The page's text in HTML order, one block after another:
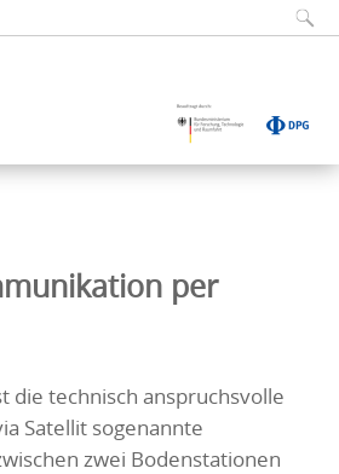
per
die technisch anspruchsvolle
Satellit sogenannte
zwei Bodenstationen